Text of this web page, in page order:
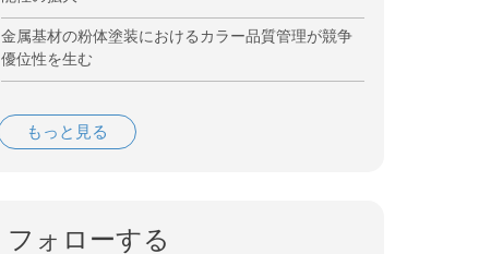
金属基材の粉体塗装におけるカラー品質管理が競争
優位性を生む
もっと見る
フォローする